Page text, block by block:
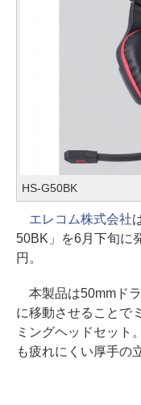
HS-G50BK
エレコム株式会社
50BK」を6月下旬に
円。
本製品は50mmド
に移動させることで
ミングヘッドセット
も疲れにくい厚手の